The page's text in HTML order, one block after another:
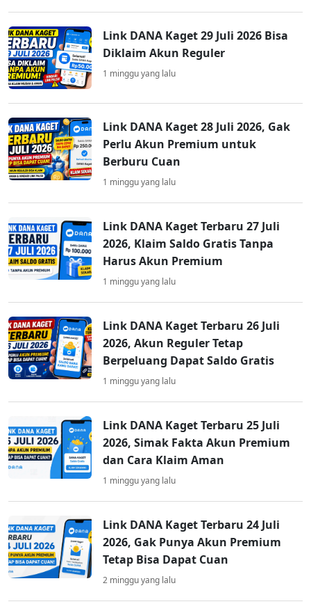
Link DANA Kaget 29 Juli 2026 Bisa
Diklaim Akun Reguler
1 minggu yang lalu
Link DANA Kaget 28 Juli 2026, Gak
Perlu Akun Premium untuk
Berburu Cuan
1 minggu yang lalu
Link DANA Kaget Terbaru 27 Juli
2026, Klaim Saldo Gratis Tanpa
Harus Akun Premium
1 minggu yang lalu
Link DANA Kaget Terbaru 26 Juli
2026, Akun Reguler Tetap
Berpeluang Dapat Saldo Gratis
1 minggu yang lalu
Link DANA Kaget Terbaru 25 Juli
2026, Simak Fakta Akun Premium
dan Cara Klaim Aman
1 minggu yang lalu
Link DANA Kaget Terbaru 24 Juli
2026, Gak Punya Akun Premium
Tetap Bisa Dapat Cuan
2 minggu yang lalu